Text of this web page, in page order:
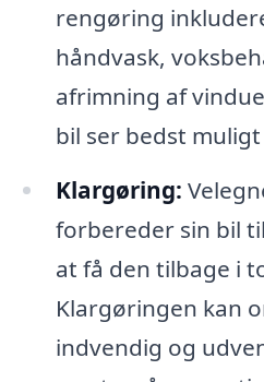
rengøring
håndvask,
afrimning af
bil ser bedst
Klargøring:
forbereder sin bil
at få den tilbage i
Klargøringen kan
indvendig og